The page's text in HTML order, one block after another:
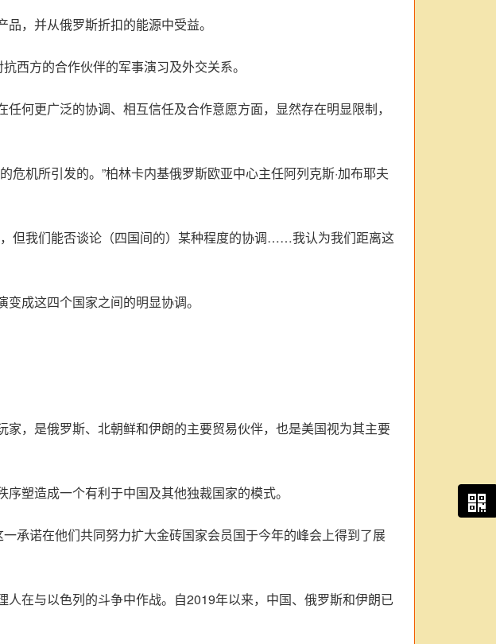
，并从俄罗斯折扣的能源中受益。
西方的合作伙伴的军事演习及外交关系。
何更广泛的协调、相互信任及合作意愿方面，显然存在明显限制，
机所引发的。”柏林卡内基俄罗斯欧亚中心主任阿列克斯·加布耶夫
但我们能否谈论（四国间的）某种程度的协调……我认为我们距离这
成这四个国家之间的明显协调。
，是俄罗斯、北朝鲜和伊朗的主要贸易伙伴，也是美国视为其主要
塑造成一个有利于中国及其他独裁国家的模式。
承诺在他们共同努力扩大金砖国家会员国于今年的峰会上得到了展
在与以色列的斗争中作战。自2019年以来，中国、俄罗斯和伊朗已